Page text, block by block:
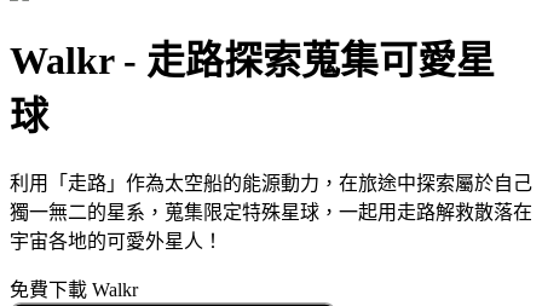
Walkr- 走路探索蒐集可愛星
球
利用「走路」作為太空船的能源動力，在旅途中探索屬於自己
獨一無二的星系，蒐集限定特殊星球，一起用走路解救散落在
宇宙各地的可愛外星人！
免費下載 Walkr